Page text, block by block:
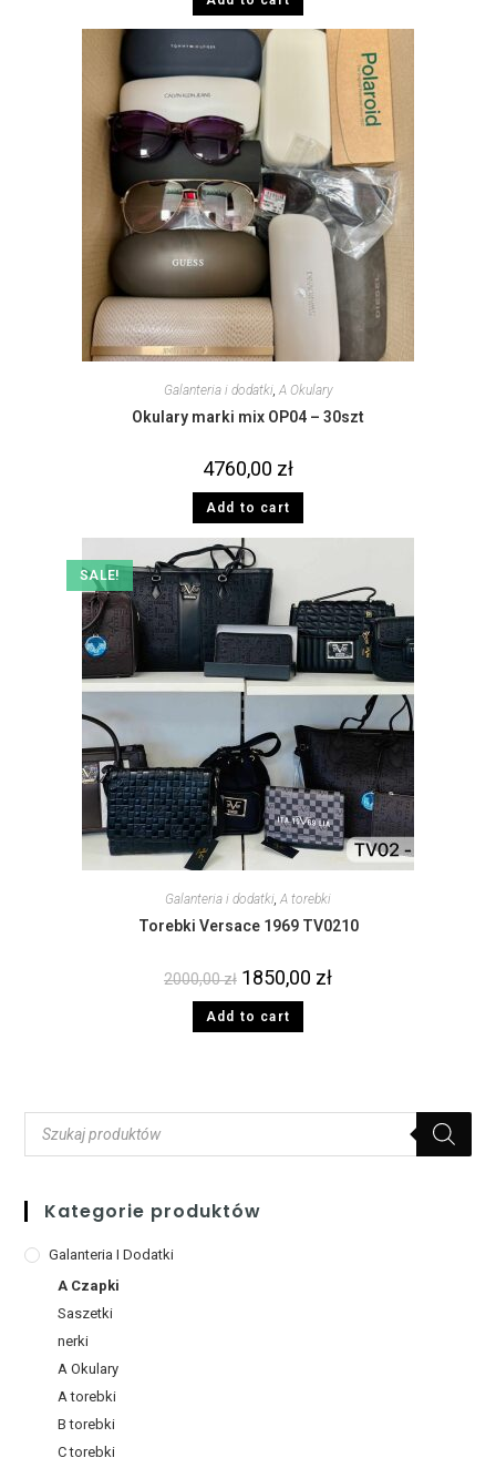
Galanteria i dodatki, A Okulary
Okulary marki mix OP04 – 30szt
4760,00 zł
Add to cart
SALE!
Galanteria i dodatki A torebki
Torebki Versace 1969 TV0210
2000,00zł 1850,00 zł
Add to cart
Kategorie produktów
Galanteria I Dodatki
A Czapki
Saszetki
nerki
A Okulary
A torebki
B torebki
C torebki